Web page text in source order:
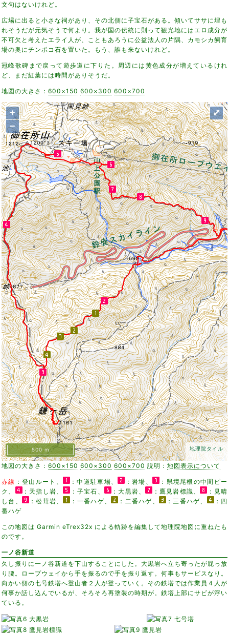
文句はないけれど。
広場に出ると小さな祠があり、その北側に子宝石がある。傾いてササに埋も
れそうだが元気そうで何より。我が国の伝統に則って観光地にはエロ成分が
不可欠と考えたエライ人が、こともあろうに公益法人の片隅、カモシカ飼育
場の奥にチンポコ石を置いた。もう、誰も来ないけれど。
冠峰歌碑まで戻って遊歩道に下りた。周辺には黄色成分が増えているけれ
ど、まだ紅葉には時間がありそうだ。
地図の大きさ： 600×150 600×300 600×700
+
−
地理院タイル
⤢
500 m
地図の大きさ： 600×150 600×300 600×700 説明： 地図表示について
赤線 ：登山ルート、 ：中道駐車場、 ：岩場、
：県境尾根の中間ピー
ク、
：天指し岩、 ：子宝石、 ：大黒岩、 ：鷹見岩標識、
：見晴
し台、
：松茸岩、 ：一番ハゲ、 ：二番ハゲ、 ：三番ハゲ、
：四
番ハゲ
この地図は Garmin eTrex32x による軌跡を編集して地理院地図に重ねたも
のです。
一ノ谷新道
久し振りに一ノ谷新道を下山することにした。大黒岩へ立ち寄ったが屁っ放
り腰。ロープウェイから手を振るので手を振り返す。何事もサービスなり。
向かい側の七号鉄塔へ登山者２人が登っていく。その鉄塔では作業員４人が
何事か話し込んでいるが、そろそろ再塗装の時期が。鉄塔上部にサビが浮い
ている。